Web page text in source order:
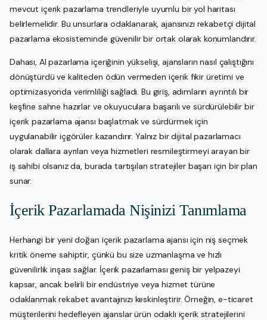
mevcut içerik pazarlama trendleriyle uyumlu bir yol haritası
belirlemelidir. Bu unsurlara odaklanarak, ajansınızı rekabetçi dijital
pazarlama ekosisteminde güvenilir bir ortak olarak konumlandırır.
Dahası, AI pazarlama içeriğinin yükselişi, ajansların nasıl çalıştığını
dönüştürdü ve kaliteden ödün vermeden içerik fikir üretimi ve
optimizasyonda verimliliği sağladı. Bu giriş, adımların ayrıntılı bir
keşfine sahne hazırlar ve okuyuculara başarılı ve sürdürülebilir bir
içerik pazarlama ajansı başlatmak ve sürdürmek için
uygulanabilir içgörüler kazandırır. Yalnız bir dijital pazarlamacı
olarak dallara ayrılan veya hizmetleri resmileştirmeyi arayan bir
iş sahibi olsanız da, burada tartışılan stratejiler başarı için bir plan
sunar.
İçerik Pazarlamada Nişinizi Tanımlama
Herhangi bir yeni doğan içerik pazarlama ajansı için niş seçmek
kritik öneme sahiptir, çünkü bu size uzmanlaşma ve hızlı
güvenilirlik inşası sağlar. İçerik pazarlaması geniş bir yelpazeyi
kapsar, ancak belirli bir endüstriye veya hizmet türüne
odaklanmak rekabet avantajınızı keskinleştirir. Örneğin, e-ticaret
müşterilerini hedefleyen ajanslar ürün odaklı içerik stratejilerini